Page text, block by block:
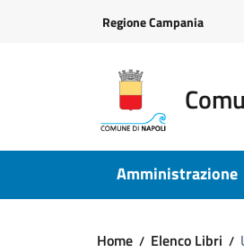
Regione Campania
Amministrazione
Home Elenco Libri